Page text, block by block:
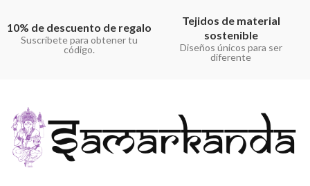
10% de descuento de regalo
Suscríbete para obtener tu
código.
Tejidos de material
sostenible
Diseños únicos para ser
diferente